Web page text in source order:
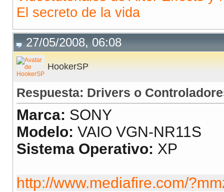
El secreto de la vida
27/05/2008, 06:08
HookerSP
Respuesta: Drivers o
Marca: SONY
Modelo: VAIO VGN-NR11S
Sistema Operativo: XP
http://www.mediafire.com/